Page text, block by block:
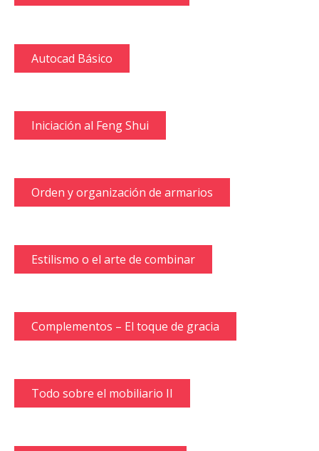
Autocad Básico
Iniciación al Feng Shui
Orden y organización de armarios
Estilismo o el arte de combinar
Complementos – El toque de gracia
Todo sobre el mobiliario II